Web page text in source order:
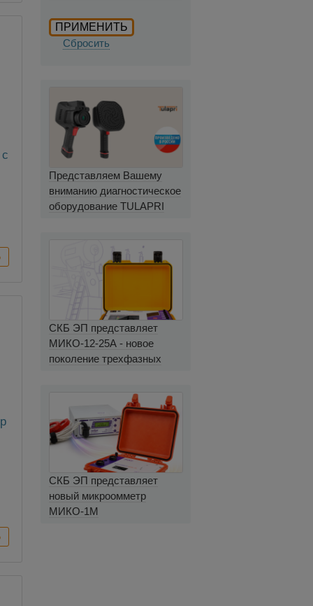
Сбросить
Представляем Вашему
вниманию диагностическое
оборудование TULAPRI
СКБ ЭП представляет
МИКО-12-25А - новое
поколение трехфазных
СКБ ЭП представляет
новый микроомметр
МИКО-1М